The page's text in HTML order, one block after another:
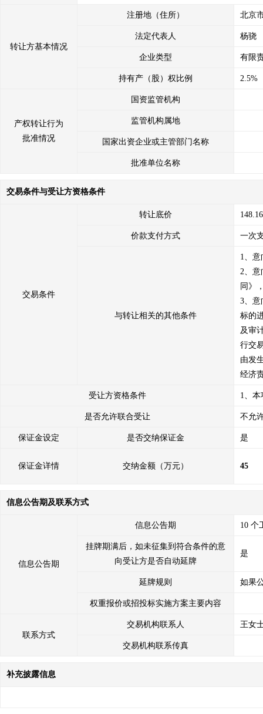
转让方基本情况
注册地（住所） 北京
法定代表人 杨骁
企业类型 有限
持有产（股）权比例 2.5%
产权转让行为
批准情况
国资监管机构
监管机构属地
国家出资企业或主管部门名称
批准单位名称
交易条件与受让方资格条件
交易条件
转让底价
价款支付方式 一次
与转让相关的其他条件
1、
2、意
同》
3、意
标的
及审
行交
由发
经济
受让方资格条件 1、
是否允许联合受让 不允
保证金设定 是否交纳保证金 是
保证金详情 交纳金额（万元） 45
信息公告期及联系方式
信息公告期
信息公告期 10 个
挂牌期满后，如未征集到符合条件的意
向受让方是否自动延牌
是
延牌规则 如果
权重报价或招投标实施方案主要内容
联系方式
交易机构联系人 王女
交易机构联系传真
补充披露信息